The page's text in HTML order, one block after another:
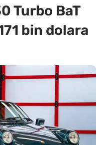
Turbo BaT
bin dolara